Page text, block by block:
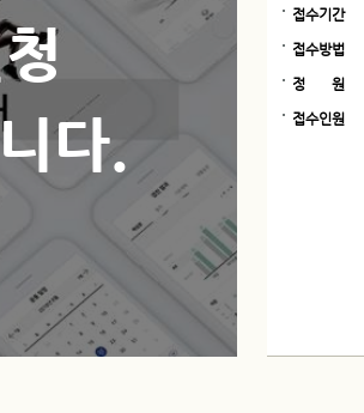
다.
접수기간
접수방법
정 원
접수인원